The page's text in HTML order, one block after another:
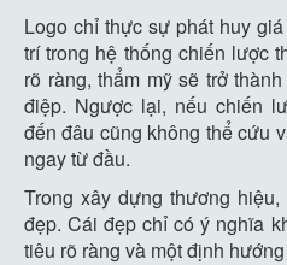
Logo chỉ thực sự phát huy
trí trong hệ thống chiến lược
rõ ràng, thẩm mỹ sẽ trở
điệp. Ngược lại, nếu chiến
đến đâu cũng không thể cứu
ngay từ đầu.
Trong xây dựng thương
đẹp. Cái đẹp chỉ có ý nghĩa
tiêu rõ ràng và một định